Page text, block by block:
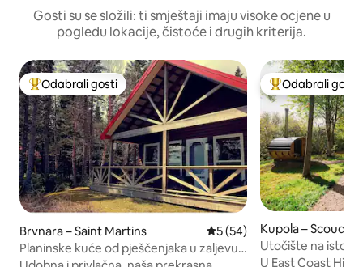
Gosti su se složili: ti smještaji imaju visoke ocjene u
pogledu lokacije, čistoće i drugih kriterija.
Među najviše rangiranima s oznakom „Odabrali gosti”
Odabrali gosti
Brvnara – Saint Martins Prosječna ocjena: 5/5,
5 (54)
Planinske kuće od pješčenjaka u zaljevu
#54 “Serenity”
Među najviše
Odabrali gosti
Kupola –
Utočište na
kuća za glamping
U East Coast